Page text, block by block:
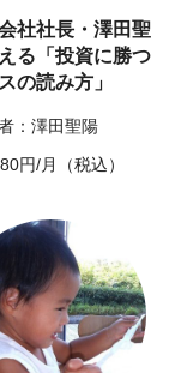
社社長・澤田聖
る「投資に勝つ
の読み方」
：澤田聖陽
円/月（税込）